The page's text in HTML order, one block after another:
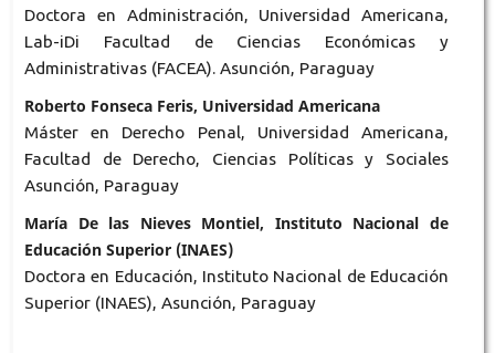
Doctora en Administración, Universidad Americana,
Lab-iDi Facultad de Ciencias Económicas y
Administrativas (FACEA). Asunción, Paraguay
Roberto Fonseca Feris, Universidad Americana
Máster en Derecho Penal, Universidad Americana,
Facultad de Derecho, Ciencias Políticas y Sociales
Asunción, Paraguay
María De las Nieves Montiel, Instituto Nacional de
Educación Superior (INAES)
Doctora en Educación, Instituto Nacional de Educación
Superior (INAES), Asunción, Paraguay